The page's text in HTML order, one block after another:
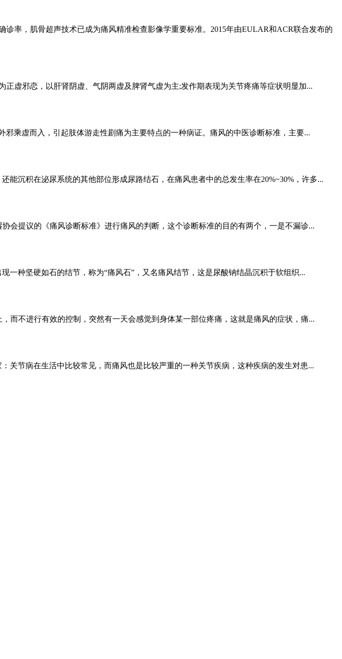
，肌骨超声技术已成为痛风精准检查影像学重要标准。2015年由EULAR和ACR联合发布的
邪恋，以肝肾阴虚、气阴两虚及脾肾气虚为主;发作期表现为关节疼痛等症状明显加...
虚而入，引起肢体游走性剧痛为主要特点的一种病证。痛风的中医诊断标准，主要...
沉积在泌尿系统的其他部位形成尿路结石，在痛风患者中的总发生率在20%~30%，许多...
提议的《痛风诊断标准》进行痛风的判断，这个诊断标准的目的有两个，一是不漏诊...
种坚硬如石的结节，称为“痛风石”，又名痛风结节，这是尿酸钠结晶沉积于软组织...
不进行有效的控制，突然有一天会感觉到身体某一部位疼痛，这就是痛风的症状，痛...
节病在生活中比较常见，而痛风也是比较严重的一种关节疾病，这种疾病的发生对患...